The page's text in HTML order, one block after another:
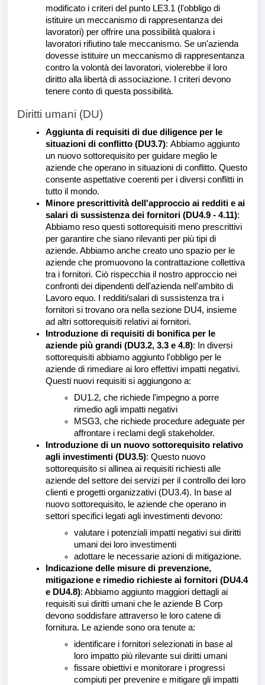
modificato i criteri del punto LE3.1 (l'obbligo di
istituire un meccanismo di rappresentanza dei
lavoratori) per offrire una possibilità qualora i
lavoratori rifiutino tale meccanismo. Se un'azienda
dovesse istituire un meccanismo di rappresentanza
contro la volontà dei lavoratori, violerebbe il loro
diritto alla libertà di associazione. I criteri devono
tenere conto di questa possibilità.
Diritti umani (DU)
Aggiunta di requisiti di due diligence per le
situazioni di conflitto (DU3.7): Abbiamo aggiunto
un nuovo sottorequisito per guidare meglio le
aziende che operano in situazioni di conflitto. Questo
consente aspettative coerenti per i diversi conflitti in
tutto il mondo.
Minore prescrittività dell'approccio ai redditi e ai
salari di sussistenza dei fornitori (DU4.9 - 4.11):
Abbiamo reso questi sottorequisiti meno prescrittivi
per garantire che siano rilevanti per più tipi di
aziende. Abbiamo anche creato uno spazio per le
aziende che promuovono la contrattazione collettiva
tra i fornitori. Ciò rispecchia il nostro approccio nei
confronti dei dipendenti dell'azienda nell'ambito di
Lavoro equo. I redditi/salari di sussistenza tra i
fornitori si trovano ora nella sezione DU4, insieme
ad altri sottorequisiti relativi ai fornitori.
Introduzione di requisiti di bonifica per le
aziende più grandi (DU3.2, 3.3 e 4.8): In diversi
sottorequisiti abbiamo aggiunto l'obbligo per le
aziende di rimediare ai loro effettivi impatti negativi.
Questi nuovi requisiti si aggiungono a:
DU1.2, che richiede l'impegno a porre
rimedio agli impatti negativi
MSG3, che richiede procedure adeguate per
affrontare i reclami degli stakeholder.
Introduzione di un nuovo sottorequisito relativo
agli investimenti (DU3.5): Questo nuovo
sottorequisito si allinea ai requisiti richiesti alle
aziende del settore dei servizi per il controllo dei loro
clienti e progetti organizzativi (DU3.4). In base al
nuovo sottorequisito, le aziende che operano in
settori specifici legati agli investimenti devono:
valutare i potenziali impatti negativi sui diritti
umani dei loro investimenti
adottare le necessarie azioni di mitigazione.
Indicazione delle misure di prevenzione,
mitigazione e rimedio richieste ai fornitori (DU4.4
e DU4.8): Abbiamo aggiunto maggiori dettagli ai
requisiti sui diritti umani che le aziende B Corp
devono soddisfare attraverso le loro catene di
fornitura. Le aziende sono ora tenute a:
identificare i fornitori selezionati in base al
loro impatto più rilevante sui diritti umani
fissare obiettivi e monitorare i progressi
compiuti per prevenire e mitigare gli impatti